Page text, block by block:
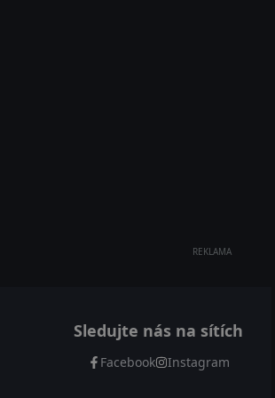
REKLAMA
Sledujte nás na sítích
Facebook Instagram